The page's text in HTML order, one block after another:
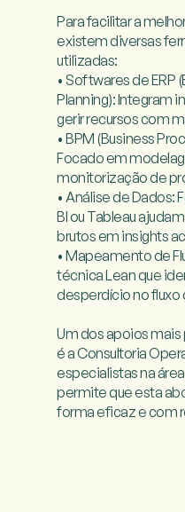
Para facilitar a
existem diversas
utilizadas:
• Softwares de ERP
Planning): Integram
gerir recursos com
• BPM (Business
Focado em
monitorização de
• Análise de Dados:
BI ou Tableau
brutos em insights
• Mapeamento de
técnica Lean que
desperdício no fluxo
Um dos apoios
é a Consultoria
especialistas na
permite que esta
forma eficaz e com